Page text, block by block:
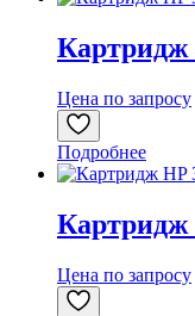
Картридж
Цена по запросу
Подробнее
Картридж
Цена по запросу